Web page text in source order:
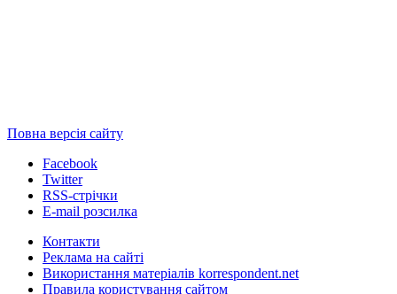
Повна версія сайту
Facebook
Twitter
RSS-стрічки
E-mail розсилка
Контакти
Реклама на сайті
Використання матеріалів korrespondent.net
Правила користування сайтом